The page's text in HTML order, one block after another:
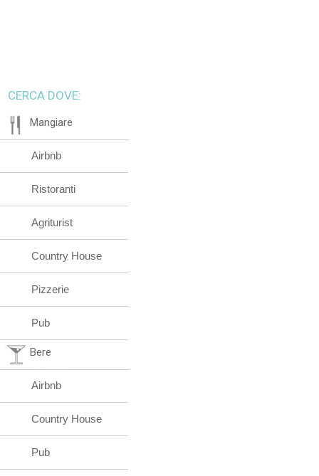
CERCA DOVE:
Mangiare
Airbnb
Ristoranti
Agriturist
Country House
Pizzerie
Pub
Bere
Airbnb
Country House
Pub